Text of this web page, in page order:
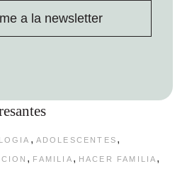
, ADOLESCENTES ,
, FAMILIA , HACER FAMILIA ,
a la newsletter